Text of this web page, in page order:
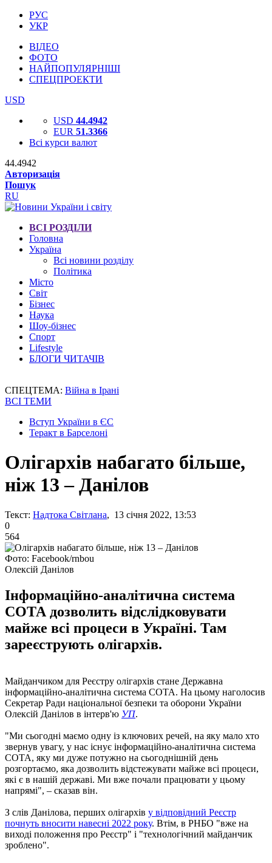
РУС
УКР
ВІДЕО
ФОТО
НАЙПОПУЛЯРНІШІ
СПЕЦПРОЕКТИ
USD
USD 44.4942
EUR 51.3366
Всі курси валют
44.4942
Авторизація
Пошук
RU
ВСІ РОЗДІЛИ
Головна
Україна
Всі новини розділу
Політика
Місто
Світ
Бізнес
Наука
Шоу-бізнес
Спорт
Lifestyle
БЛОГИ ЧИТАЧІВ
СПЕЦТЕМА: Війна в Ірані
ВСІ ТЕМИ
Вступ України в ЄС
Теракт в Барселоні
Олігархів набагато більше,
ніж 13 – Данілов
Текст: Надтока Світлана, 13 січня 2022, 13:53
0
564
Фото: Facebook/rnbou
Олексій Данілов
Інформаційно-аналітична система
СОТА дозволить відслідковувати
майже всі процеси в Україні. Там
зареєструють олігархів.
Майданчиком для Реєстру олігархів стане Державна
інформаційно-аналітична система СОТА. На цьому наголосив
Секретар Ради національної безпеки та оборони України
Олексій Данілов в інтерв'ю УП.
"Ми сьогодні маємо одну із ключових речей, на яку мало хто
звернув увагу, у нас існує інформаційно-аналітична система
СОТА, яку ми дуже потужно на сьогоднішній день
розгортаємо, яка дозволить відстежувати майже всі процеси,
які є в нашій державі. Ми вже почали працювати у цьому
напрямі", – сказав він.
З слів Данілова, перших олігархів у відповідний Реєстр
почнуть вносити навесні 2022 року. Втім, в РНБО "вже на
виході положення про Реєстр" і "технологічний майданчик
зроблено".